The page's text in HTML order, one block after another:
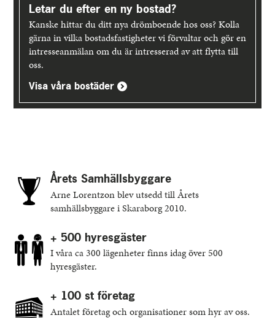
Letar du efter en ny bostad?
Kanske hittar du ditt nya drömboende hos oss? Kolla
gärna in vilka bostadsfastigheter vi förvaltar och gör en
intresseanmälan om du är intresserad av att flytta till
oss.
Visa våra bostäder
Årets Samhällsbyggare
Arne Lorentzon blev utsedd till Årets
samhällsbyggare i Skaraborg 2010.
+ 500 hyresgäster
I våra ca 300 lägenheter finns idag över 500
hyresgäster.
+ 100 st företag
Antalet företag och organisationer som hyr av oss.